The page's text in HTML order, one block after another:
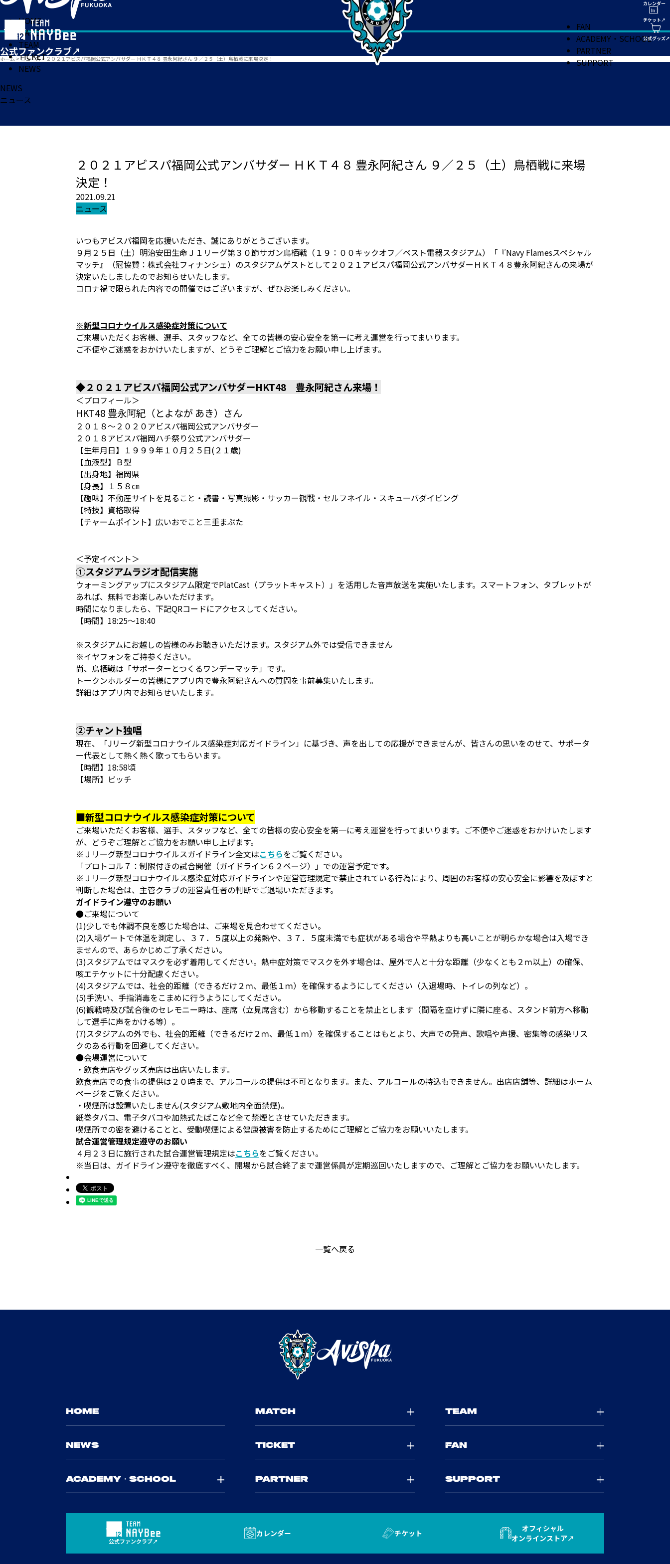
HOME
MATCH
TEAM
TICKET
NEWS
FAN
ACADEMY・SCHOOL
PARTNER
SUPPORT
ホーム > ニュース> ２０２１アビスパ福岡公式アンバサダー ＨＫＴ４８ 豊永阿紀さん ９／２５（土）鳥栖戦に来場決定！
NEWS
ニュース
２０２１アビスパ福岡公式アンバサダー ＨＫＴ４８ 豊永阿紀さん ９／２５（土）鳥栖戦に来場
決定！
2021.09.21
ニュース
いつもアビスパ福岡を応援いただき、誠にありがとうございます。
９月２５日（土）明治安田生命Ｊ１リーグ第３０節サガン鳥栖戦（１９：００キックオフ／ベスト電器スタジアム）「『Navy Flamesスペシャル
マッチ』（冠協賛：株式会社フィナンシェ）のスタジアムゲストとして２０２１アビスパ福岡公式アンバサダーＨＫＴ４８豊永阿紀さんの来場が
決定いたしましたのでお知らせいたします。
コロナ禍で限られた内容での開催ではございますが、ぜひお楽しみください。
※新型コロナウイルス感染症対策について
ご来場いただくお客様、選手、スタッフなど、全ての皆様の安心安全を第一に考え運営を行ってまいります。
ご不便やご迷惑をおかけいたしますが、どうぞご理解とご協力をお願い申し上げます。
◆２０２１アビスパ福岡公式アンバサダーHKT48 豊永阿紀さん来場！
＜プロフィール＞
HKT48 豊永阿紀（とよなが あき）さん
２０１８～２０２０アビスパ福岡公式アンバサダー
２０１８アビスパ福岡ハチ祭り公式アンバサダー
【生年月日】１９９９年１０月２５日(２１歳)
【血液型】Ｂ型
【出身地】福岡県
【身長】１５８㎝
【趣味】不動産サイトを見ること・読書・写真撮影・サッカー観戦・セルフネイル・スキューバダイビング
【特技】資格取得
【チャームポイント】広いおでこと三重まぶた
＜予定イベント＞
①スタジアムラジオ配信実施
ウォーミングアップにスタジアム限定でPlatCast（プラットキャスト）」を活用した音声放送を実施いたします。スマートフォン、タブレットが
あれば、無料でお楽しみいただけます。
時間になりましたら、下記QRコードにアクセスしてください。
【時間】18:25～18:40
※スタジアムにお越しの皆様のみお聴きいただけます。スタジアム外では受信できません
※イヤフォンをご持参ください。
尚、鳥栖戦は「サポーターとつくるワンデーマッチ」です。
トークンホルダーの皆様にアプリ内で豊永阿紀さんへの質問を事前募集いたします。
詳細はアプリ内でお知らせいたします。
②チャント独唱
現在、「Jリーグ新型コロナウイルス感染症対応ガイドライン」に基づき、声を出しての応援ができませんが、皆さんの思いをのせて、サポータ
ー代表として熱く熱く歌ってもらいます。
【時間】18:58頃
【場所】ピッチ
■新型コロナウイルス感染症対策について
ご来場いただくお客様、選手、スタッフなど、全ての皆様の安心安全を第一に考え運営を行ってまいります。ご不便やご迷惑をおかけいたします
が、どうぞご理解とご協力をお願い申し上げます。
※Ｊリーグ新型コロナウイルスガイドライン全文はこちらをご覧ください。
「プロトコル７：制限付きの試合開催（ガイドライン６２ページ）」での運営予定です。
※Ｊリーグ新型コロナウイルス感染症対応ガイドラインや運営管理規定で禁止されている行為により、周囲のお客様の安心安全に影響を及ぼすと
判断した場合は、主管クラブの運営責任者の判断でご退場いただきます。
ガイドライン遵守のお願い
●ご来場について
(1)少しでも体調不良を感じた場合は、ご来場を見合わせてください。
(2)入場ゲートで体温を測定し、３７．５度以上の発熱や、３７．５度未満でも症状がある場合や平熱よりも高いことが明らかな場合は入場でき
ませんので、あらかじめご了承ください。
(3)スタジアムではマスクを必ず着用してください。熱中症対策でマスクを外す場合は、屋外で人と十分な距離（少なくとも２ｍ以上）の確保、
咳エチケットに十分配慮ください。
(4)スタジアムでは、社会的距離（できるだけ２ｍ、最低１ｍ）を確保するようにしてください（入退場時、トイレの列など）。
(5)手洗い、手指消毒をこまめに行うようにしてください。
(6)観戦時及び試合後のセレモニー時は、座席（立見席含む）から移動することを禁止とします（間隔を空けずに隣に座る、スタンド前方へ移動
して選手に声をかける等）。
(7)スタジアムの外でも、社会的距離（できるだけ２ｍ、最低１ｍ）を確保することはもとより、大声での発声、歌唱や声援、密集等の感染リス
クのある行動を回避してください。
●会場運営について
・飲食売店やグッズ売店は出店いたします。
飲食売店での食事の提供は２０時まで、アルコールの提供は不可となります。また、アルコールの持込もできません。出店店舗等、詳細はホーム
ページをご覧ください。
・喫煙所は設置いたしません(スタジアム敷地内全面禁煙)。
紙巻タバコ、電子タバコや加熱式たばこなど全て禁煙とさせていただきます。
喫煙所での密を避けることと、受動喫煙による健康被害を防止するためにご理解とご協力をお願いいたします。
試合運営管理規定遵守のお願い
４月２３日に施行された試合運営管理規定はこちらをご覧ください。
※当日は、ガイドライン遵守を徹底すべく、開場から試合終了まで運営係員が定期巡回いたしますので、ご理解とご協力をお願いいたします。
一覧へ戻る
HOME MATCH TEAM
NEWS TICKET FAN
ACADEMY・SCHOOL PARTNER SUPPORT
公式ファンクラブ
カレンダー チケット
オフィシャル
オンラインストア